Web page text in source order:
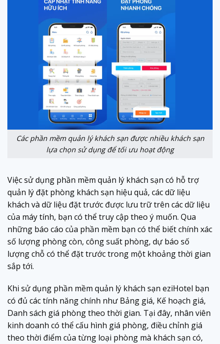
Các phần mềm quản lý khách sạn được nhiều khách sạn
lựa chọn sử dụng để tối ưu hoạt động
Việc sử dụng phần mềm quản lý khách sạn có hỗ trợ
quản lý đặt phòng khách sạn hiệu quả, các dữ liệu
khách và dữ liệu đặt trước được lưu trữ trên các dữ liệu
của máy tính, bạn có thể truy cập theo ý muốn. Qua
những báo cáo của phần mềm bạn có thể biết chính xác
số lượng phòng còn, công suất phòng, dự báo số
lượng chỗ có thể đặt trước trong một khoảng thời gian
sắp tới.
Khi sử dụng phần mềm quản lý khách sạn eziHotel bạn
có đủ các tính năng chính như Bảng giá, Kế hoạch giá,
Danh sách giá phòng theo thời gian. Tại đây, nhân viên
kinh doanh có thể cấu hình giá phòng, điều chỉnh giá
theo thời điểm của từng loại phòng mà khách sạn có,